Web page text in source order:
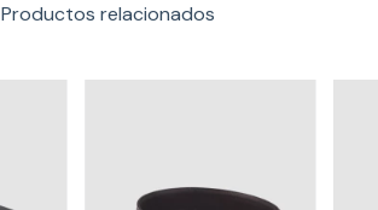
Productos relacionados